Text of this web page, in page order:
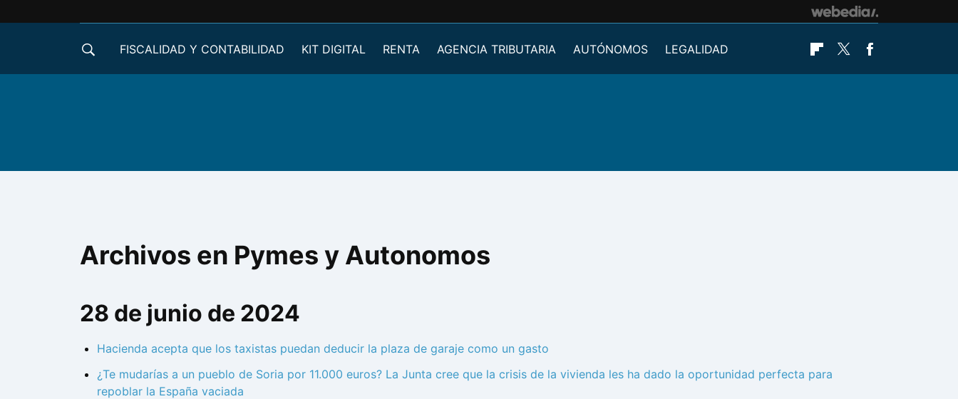
FISCALIDAD Y CONTABILIDAD KIT DIGITAL RENTA AGENCIA TRIBUTARIA AUTÓNOMOS
LEGALIDAD
Flipboard
Twitter
Archivos en Pymes y Autonomos
28 de junio de 2024
Hacienda acepta que los taxistas puedan deducir la plaza de garaje como un gasto
¿Te mudarías a un pueblo de Soria por 11.000 euros? La Junta cree que la crisis de la vivienda les ha dado la oportunidad perfecta para
repoblar la España vaciada